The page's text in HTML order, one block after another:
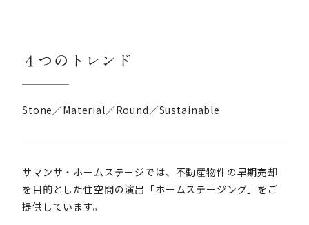
４つのトレンド
Stone／Material／Round／Sustainable
サマンサ・ホームステージでは、不動産物件の早期売却
を目的とした住空間の演出「ホームステージング」をご
提供しています。